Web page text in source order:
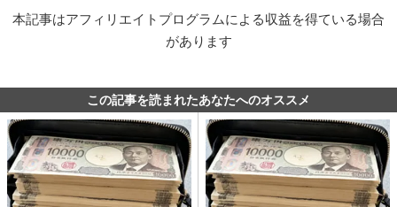
本記事はアフィリエイトプログラムによる収益を得ている場合
があります
この記事を読まれたあなたへのオススメ